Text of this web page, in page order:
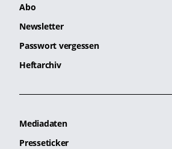
Abo
Newsletter
Passwort vergessen
Heftarchiv
Mediadaten
Presseticker